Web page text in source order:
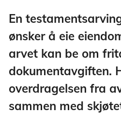
En
ønsker å eie
arvet kan be om
dokumentavgiften.
overdragelsen fra
sammen med